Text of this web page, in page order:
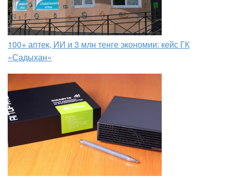
100+ аптек, ИИ и 3 млн тенге экономии: кейс ГК
«Садыхан»